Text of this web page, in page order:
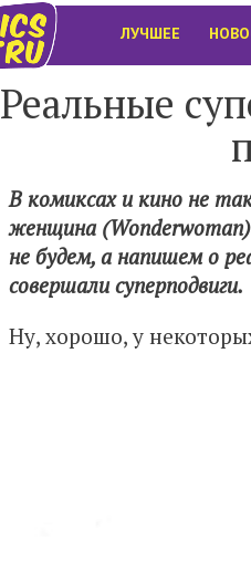
ЛУЧШЕЕ
Реальные
В комиксах и кино не
женщина
не будем, а напишем о
совершали суперподвиги.
Ну, хорошо, у